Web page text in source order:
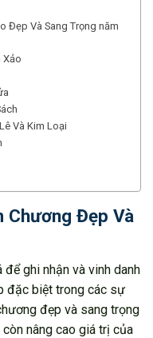
Đẹp Và Sang Trọng năm
Xảo
Và Kim Loại
Chương Đẹp Và
ghi nhận và vinh danh
đặc biệt trong các sự
đẹp và sang trọng
nâng cao giá trị của